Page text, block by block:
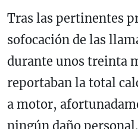
Tras las pertinentes
sofocación de las
durante unos treinta
reportaban la total
a motor,
ningún daño personal.